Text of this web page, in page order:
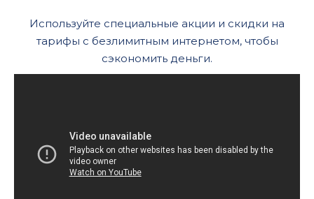
Используйте специальные акции и скидки на
тарифы с безлимитным интернетом, чтобы
сэкономить деньги.